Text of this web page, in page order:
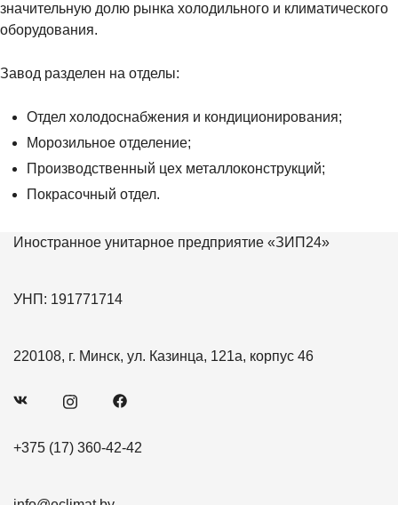
значительную долю рынка холодильного и климатического
оборудования.
Завод разделен на отделы:
Отдел️ холодоснабжения️ и️ кондиционирования;
Морозильное️ отделение;
Производственный️ цех️ металлоконструкций;
Покрасочный️ отдел.
Иностранное унитарное предприятие «ЗИП24»
УНП: 191771714
220108, г. Минск, ул. Казинца, 121а, корпус 46
+375 (17) 360-42-42